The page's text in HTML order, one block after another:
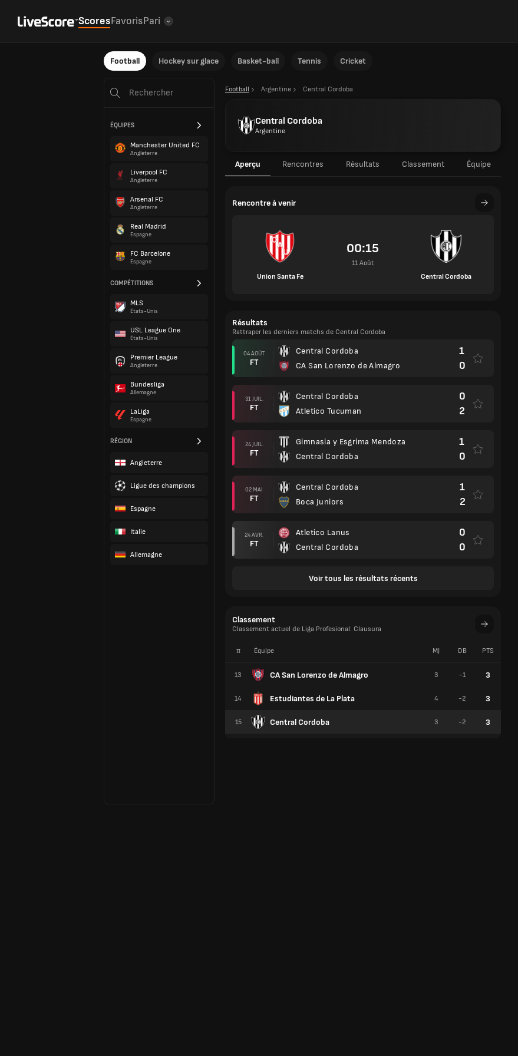
ScoresFavorisPari
Football Hockey sur glace Basket-ball Tennis Cricket
ÉQUIPES
Manchester United FC
Angleterre
Liverpool FC
Angleterre
Arsenal FC
Angleterre
Real Madrid
Espagne
FC Barcelone
Espagne
COMPÉTITIONS
MLS
États-Unis
USL League One
États-Unis
Premier League
Angleterre
Bundesliga
Allemagne
LaLiga
Espagne
RÉGION
Angleterre
Ligue des champions
Espagne
Italie
Allemagne
Football Argentine Central Cordoba
Central Cordoba
Argentine
Aperçu Rencontres Résultats Classement Équipe
Rencontre à venir
Union Santa Fe
00:15
11 Août
Central Cordoba
Résultats
Rattraper les derniers matchs de Central Cordoba
04 AOÛT
FT
Central Cordoba
CA San Lorenzo de Almagro
1
0
31 JUIL.
FT
Central Cordoba
Atletico Tucuman
0
2
24 JUIL.
FT
Gimnasia y Esgrima Mendoza
Central Cordoba
1
0
02 MAI
FT
Central Cordoba
Boca Juniors
1
2
24 AVR.
FT
Atletico Lanus
Central Cordoba
0
0
Voir tous les résultats récents
Classement
Classement actuel de Liga Profesional: Clausura
# Équipe
13 CA San Lorenzo de Almagro
14 Estudiantes de La Plata
15 Central Cordoba
MJ DB PTS
3 -1 3
4 -2 3
3 -2 3